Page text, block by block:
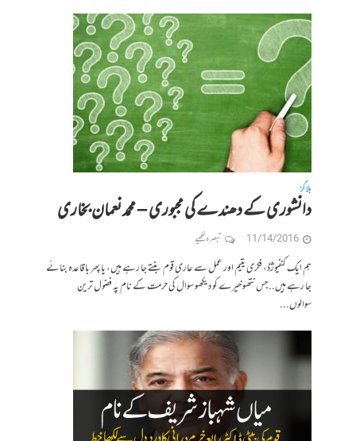
بلاگز
دانشوری کے دھندے کی مجبوری – محمد نعمان بخاری
11/14/2016 تبصرہ لکھیے
ہم ایک کنفیوژڈ، فکری یتیم اور عمل سے عاری قوم بنتے جا رہے ہیں، یا پھر باقاعدہ بنائے
جا رہے ہیں.. جس نتھو خیرے کو دیکھو سوال کی حرمت کے نام پہ فضول ترین
سوالوں...